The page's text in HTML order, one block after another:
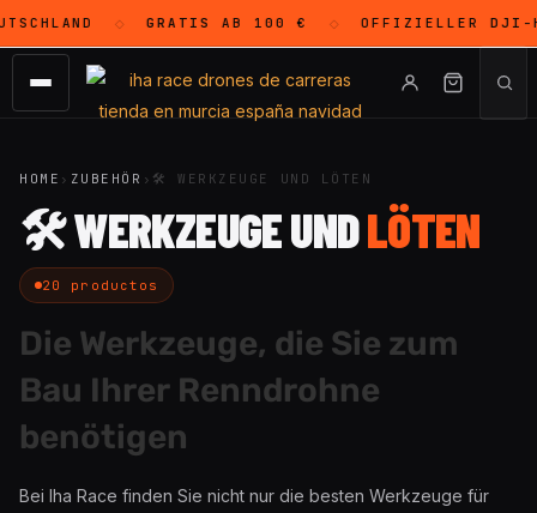
◇ GRATISAB 100 € ◇ OFFIZIELLER DJI-
HOME › ZUBEHÖR › 🛠 WERKZEUGE UND LÖTEN
🛠 WERKZEUGE UNDLÖTEN
20 productos
Die Werkzeuge, die Sie zum
Bau Ihrer Renndrohne
benötigen
Bei Iha Race finden Sie nicht nur die besten Werkzeuge für